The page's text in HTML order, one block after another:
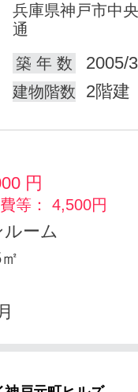
兵庫県神戸市中
通
築 年 数
2005/
建物階数 2階建
円
等： 4,500円
ルーム